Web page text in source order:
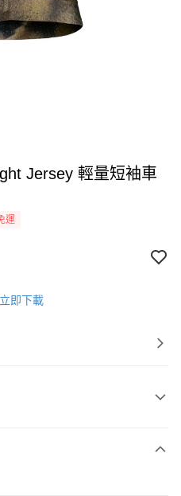
Jersey 輕量短袖車
運
立即下載